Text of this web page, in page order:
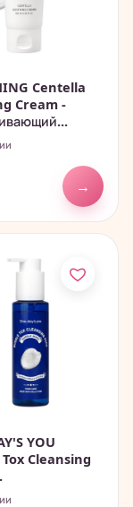
Centella
Cream -
→
YOU
Cleansing